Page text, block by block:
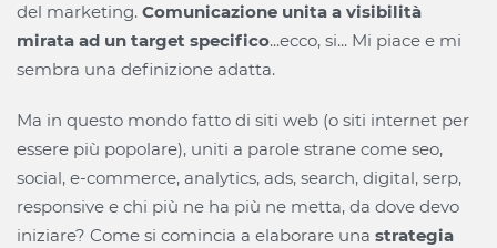
del marketing. Comunicazione unita a visibilità
mirata ad un target specifico...ecco, si... Mi piace e mi
sembra una definizione adatta.
Ma in questo mondo fatto di siti web (o siti internet per
essere più popolare), uniti a parole strane come seo,
social, e-commerce, analytics, ads, search, digital, serp,
responsive e chi più ne ha più ne metta, da dove devo
iniziare? Come si comincia a elaborare una strategia